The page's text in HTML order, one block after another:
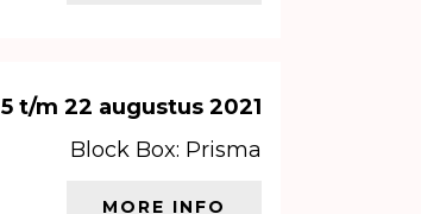
5 t/m 22 augustus 2021
Block Box: Prisma
MORE INFO